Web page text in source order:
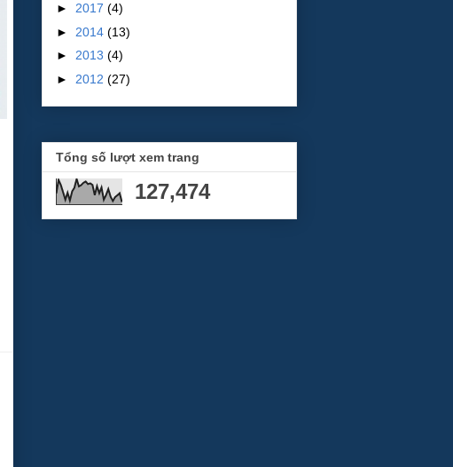
► 2017 (4)
► 2014 (13)
► 2013 (4)
► 2012 (27)
Tổng số lượt xem trang
127,474